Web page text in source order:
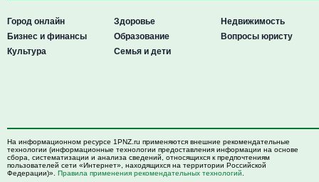
Город онлайн
Бизнес и финансы
Культура
Здоровье
Образование
Семья и дети
Недвижимость
Вопросы юристу
На информационном ресурсе 1PNZ.ru применяются внешние рекомендательные
технологии (информационные технологии предоставления информации на основе
сбора, систематизации и анализа сведений, относящихся к предпочтениям
пользователей сети «Интернет», находящихся на территории Российской
Федерации)». Правила применения рекомендательных технологий